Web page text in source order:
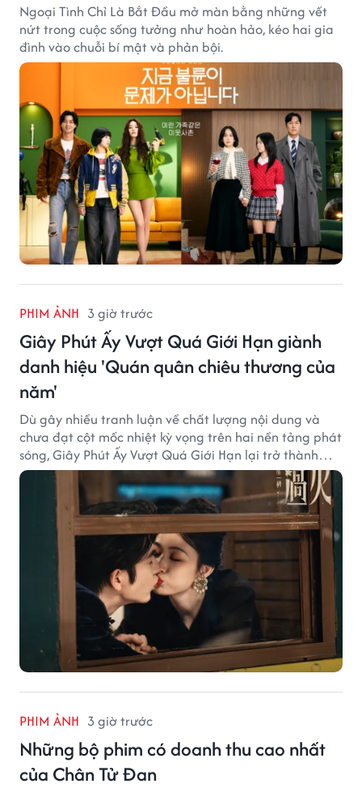
Ngoại Tình Chỉ Là Bắt Đầu mở màn bằng những vết
nứt trong cuộc sống tưởng như hoàn hảo, kéo hai gia
đình vào chuỗi bí mật và phản bội.
PHIM ẢNH 3 giờ trước
Giây Phút Ấy Vượt Quá Giới Hạn giành
danh hiệu 'Quán quân chiêu thương của
năm'
Dù gây nhiều tranh luận về chất lượng nội dung và
chưa đạt cột mốc nhiệt kỳ vọng trên hai nền tảng phát
sóng, Giây Phút Ấy Vượt Quá Giới Hạn lại trở thành
hiện tượng ở khía cạnh thương mại.
PHIM ẢNH 3 giờ trước
Những bộ phim có doanh thu cao nhất
của Chân Tử Đan